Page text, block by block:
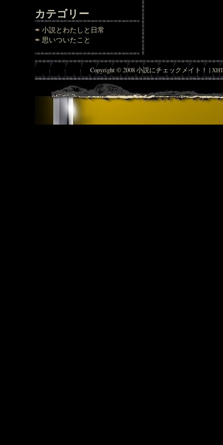
カテゴリー
小説とわたしと日常
思いついたこと
Copyright © 2008 小説にチェックメイト！ |